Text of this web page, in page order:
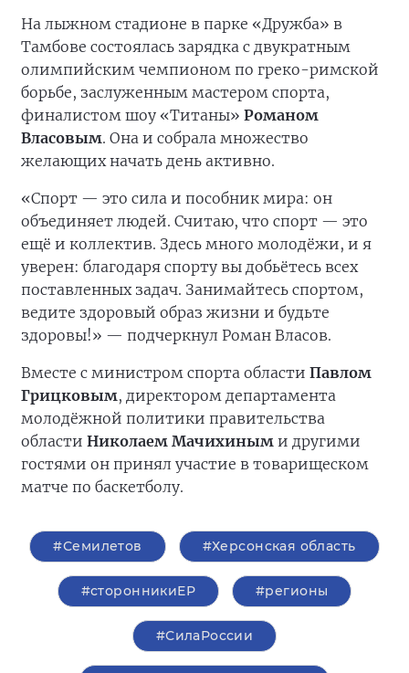
На лыжном стадионе в парке «Дружба» в
Тамбове состоялась зарядка с двукратным
олимпийским чемпионом по греко-римской
борьбе, заслуженным мастером спорта,
финалистом шоу «Титаны» Романом
Власовым. Она и собрала множество
желающих начать день активно.
«Спорт — это сила и пособник мира: он
объединяет людей. Считаю, что спорт — это
ещё и коллектив. Здесь много молодёжи, и я
уверен: благодаря спорту вы добьётесь всех
поставленных задач. Занимайтесь спортом,
ведите здоровый образ жизни и будьте
здоровы!» — подчеркнул Роман Власов.
Вместе с министром спорта области Павлом
Грицковым, директором департамента
молодёжной политики правительства
области Николаем Мачихиным и другими
гостями он принял участие в товарищеском
матче по баскетболу.
#Семилетов #Херсонская область
#сторонникиЕР #регионы
#СилаРоссии